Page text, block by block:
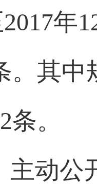
2017年
。其中
条。
主动公